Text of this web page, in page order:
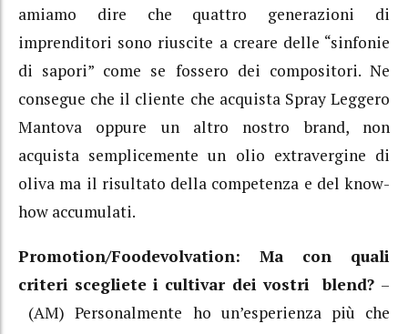
amiamo dire che quattro generazioni di
imprenditori sono riuscite a creare delle “sinfonie
di sapori” come se fossero dei compositori. Ne
consegue che il cliente che acquista Spray Leggero
Mantova oppure un altro nostro brand, non
acquista semplicemente un olio extravergine di
oliva ma il risultato della competenza e del know-
how accumulati.
Promotion/Foodevolvation: Ma con quali
criteri scegliete i cultivar dei vostri blend? –
(AM) Personalmente ho un’esperienza più che